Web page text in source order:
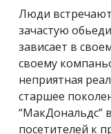
Люди
зачастую
зависает в
своему
неприятная
старшее
“МакДональдс”
посетителей к